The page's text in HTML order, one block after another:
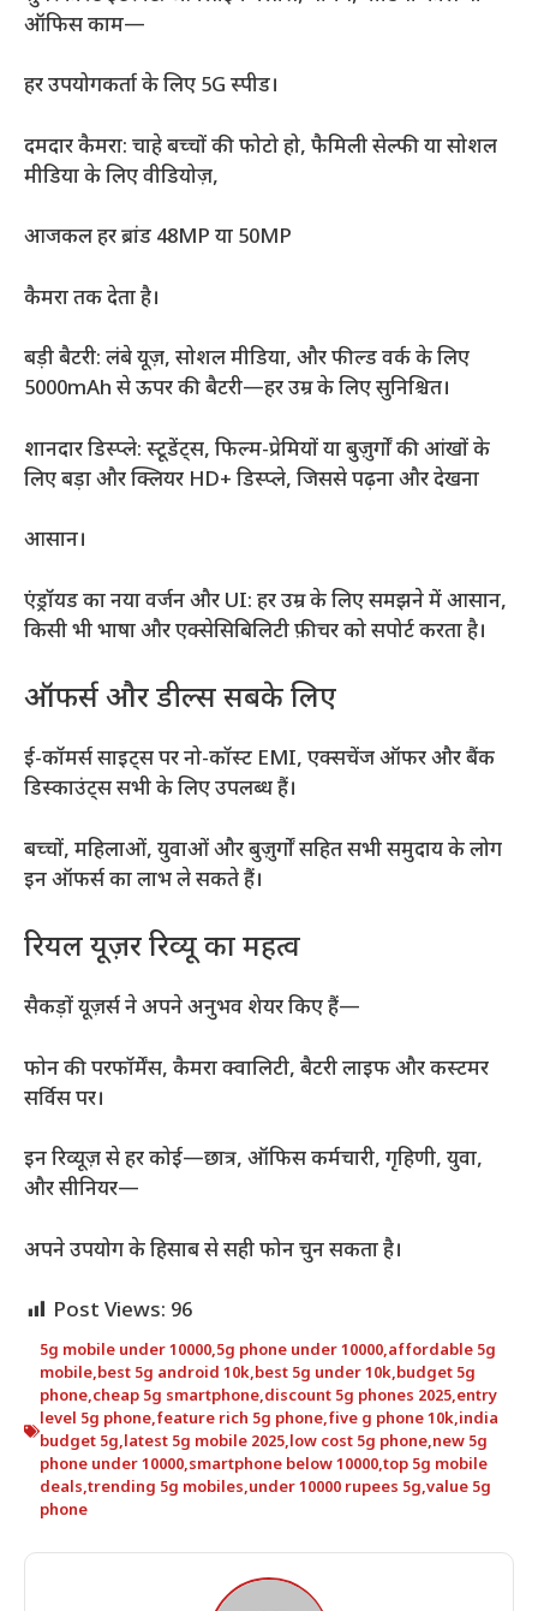
ऑफिस काम—
हर उपयोगकर्ता के लिए 5G स्पीड।
दमदार कैमरा: चाहे बच्चों की फोटो हो, फैमिली सेल्फी या सोशल
मीडिया के लिए वीडियोज़,
आजकल हर ब्रांड 48MP या 50MP
कैमरा तक देता है।
बड़ी बैटरी: लंबे यूज़, सोशल मीडिया, और फील्ड वर्क के लिए
5000mAh से ऊपर की बैटरी—हर उम्र के लिए सुनिश्चित।
शानदार डिस्प्ले: स्टूडेंट्स, फिल्म-प्रेमियों या बुज़ुर्गों की आंखों के
लिए बड़ा और क्लियर HD+ डिस्प्ले, जिससे पढ़ना और देखना
आसान।
एंड्रॉयड का नया वर्जन और UI: हर उम्र के लिए समझने में आसान,
किसी भी भाषा और एक्सेसिबिलिटी फ़ीचर को सपोर्ट करता है।
ऑफर्स और डील्स सबके लिए
ई-कॉमर्स साइट्स पर नो-कॉस्ट EMI, एक्सचेंज ऑफर और बैंक
डिस्काउंट्स सभी के लिए उपलब्ध हैं।
बच्चों, महिलाओं, युवाओं और बुज़ुर्गों सहित सभी समुदाय के लोग
इन ऑफर्स का लाभ ले सकते हैं।
रियल यूज़र रिव्यू का महत्व
सैकड़ों यूज़र्स ने अपने अनुभव शेयर किए हैं—
फोन की परफॉर्मेंस, कैमरा क्वालिटी, बैटरी लाइफ और कस्टमर
सर्विस पर।
इन रिव्यूज़ से हर कोई—छात्र, ऑफिस कर्मचारी, गृहिणी, युवा,
और सीनियर—
अपने उपयोग के हिसाब से सही फोन चुन सकता है।
Post Views: 96
5g mobile under 10000,5g phone under 10000,affordable 5g
mobile,best 5g android 10k,best 5g under 10k,budget 5g
phone,cheap 5g smartphone,discount 5g phones 2025,entry
level 5g phone,feature rich 5g phone,five g phone 10k,india
budget 5g,latest 5g mobile 2025,low cost 5g phone,new 5g
phone under 10000,smartphone below 10000,top 5g mobile
deals,trending 5g mobiles,under 10000 rupees 5g,value 5g
phone